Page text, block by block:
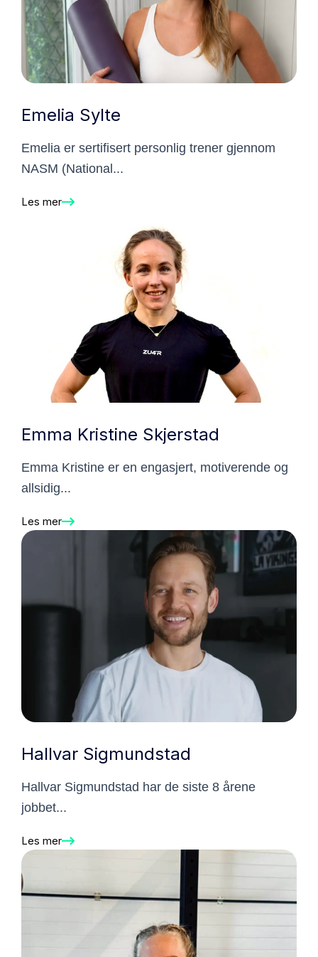
Emelia Sylte
Emelia er sertifisert personlig trener gjennom
NASM (National...
Les mer
Emma Kristine Skjerstad
Emma Kristine er en engasjert, motiverende og
allsidig...
Les mer
Hallvar Sigmundstad
Hallvar Sigmundstad har de siste 8 årene
jobbet...
Les mer